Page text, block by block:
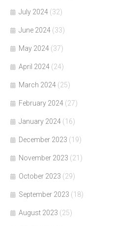
July 2024 (32)
June 2024 (33)
May 2024 (37)
April 2024 (24)
March 2024 (25)
February 2024 (27)
January 2024 (16)
December 2023 (19)
November 2023 (21)
October 2023 (29)
September 2023 (18)
August 2023 (25)